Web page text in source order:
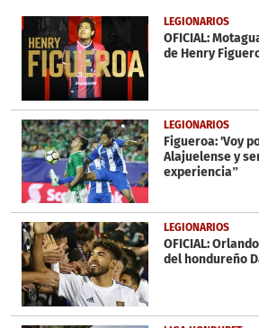
1
minute,
LEGIONARIOS
OFICIAL:
de Henry
LEGIONARIOS
Figueroa: 'Voy
Alajuelense y
experiencia”
LEGIONARIOS
OFICIAL:
del hondureño